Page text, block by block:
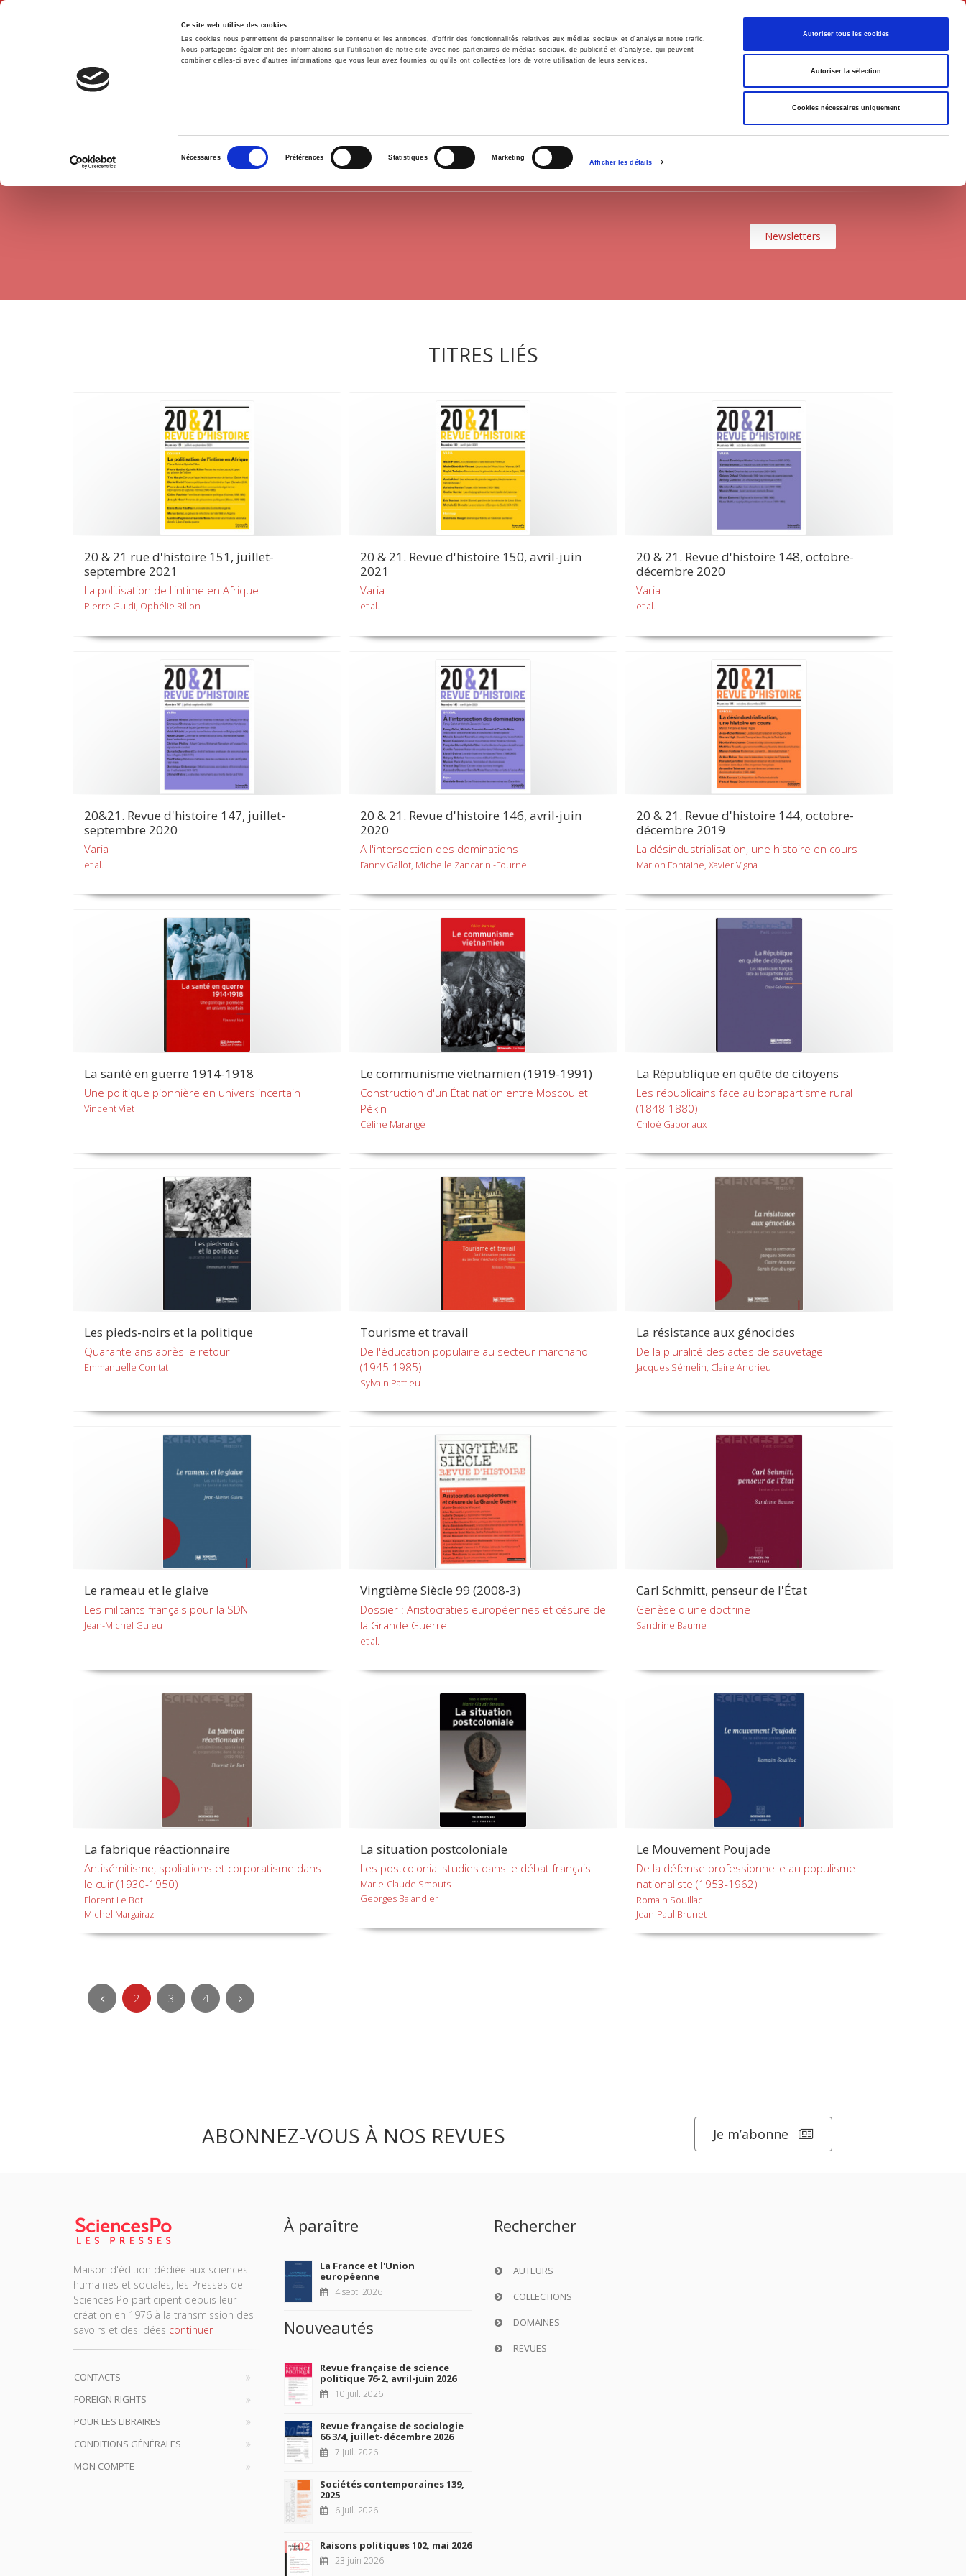
Ce site web utilise des cookies
Les cookies nous permettent de personnaliser le contenu et les annonces, d'offrir des fonctionnalités relatives aux médias sociaux et d'analyser notre trafic.
Nous partageons également des informations sur l'utilisation de notre site avec nos partenaires de médias sociaux, de publicité et d'analyse, qui peuvent
combiner celles-ci avec d'autres informations que vous leur avez fournies ou qu'ils ont collectées lors de votre utilisation de leurs services.
consentement
Nécessaires Préférences Statistiques Marketing
Afficher les détails
Autoriser tous les cookies
Autoriser la sélection
Cookies nécessaires uniquement
Français
Accueil Environnement Histoire International
HISTOIRE PAR PÉRIODE
Newsletters
TITRES LIÉS
20 & 21 rue d'histoire 151, juillet-
septembre 2021
La politisation de l'intime en Afrique
Pierre Guidi, Ophélie Rillon
20 & 21. Revue d'histoire 150, avril-juin
2021
Varia
et al.
20 & 21. Revue d'histoire 148, octobre-
décembre 2020
Varia
et al.
20&21. Revue d'histoire 147, juillet-
septembre 2020
Varia
et al.
20 & 21. Revue d'histoire 146, avril-juin
2020
A l'intersection des dominations
Fanny Gallot, Michelle Zancarini-Fournel
20 & 21. Revue d'histoire 144, octobre-
décembre 2019
La désindustrialisation, une histoire en cours
Marion Fontaine, Xavier Vigna
La santé en guerre 1914-1918
Une politique pionnière en univers incertain
Vincent Viet
Le communisme vietnamien (1919-1991)
Construction d'un État nation entre Moscou et
Pékin
Céline Marangé
La République en quête de citoyens
Les républicains face au bonapartisme rural
(1848-1880)
Chloé Gaboriaux
Les pieds-noirs et la politique
Quarante ans après le retour
Emmanuelle Comtat
Tourisme et travail
De l'éducation populaire au secteur marchand
(1945-1985)
Sylvain Pattieu
La résistance aux génocides
De la pluralité des actes de sauvetage
Jacques Sémelin, Claire Andrieu
Le rameau et le glaive
Les militants français pour la SDN
Jean-Michel Guieu
Vingtième Siècle 99 (2008-3)
Dossier : Aristocraties européennes et césure de
la Grande Guerre
et al.
Carl Schmitt, penseur de l'État
Genèse d'une doctrine
Sandrine Baume
La fabrique réactionnaire
Antisémitisme, spoliations et corporatisme dans
le cuir (1930-1950)
Florent Le Bot
Michel Margairaz
La situation postcoloniale
Les postcolonial studies dans le débat français
Marie-Claude Smouts
Georges Balandier
Le Mouvement Poujade
De la défense professionnelle au populisme
nationaliste (1953-1962)
Romain Souillac
Jean-Paul Brunet
2 3 4
ABONNEZ-VOUS À NOS REVUES Je m’abonne
Maison d'édition dédiée aux sciences
humaines et sociales, les Presses de
Sciences Po participent depuis leur
création en 1976 à la transmission des
savoirs et des idées continuer
CONTACTS
FOREIGN RIGHTS
POUR LES LIBRAIRES
CONDITIONS GÉNÉRALES
MON COMPTE
À paraître
La France et l'Union
européenne
4 sept. 2026
Nouveautés
Revue française de science
politique 76-2, avril-juin 2026
10 juil. 2026
Revue française de sociologie
66 3/4, juillet-décembre 2026
7 juil. 2026
Sociétés contemporaines 139,
2025
6 juil. 2026
Raisons politiques 102, mai 2026
23 juin 2026
Rechercher
AUTEURS
COLLECTIONS
DOMAINES
REVUES